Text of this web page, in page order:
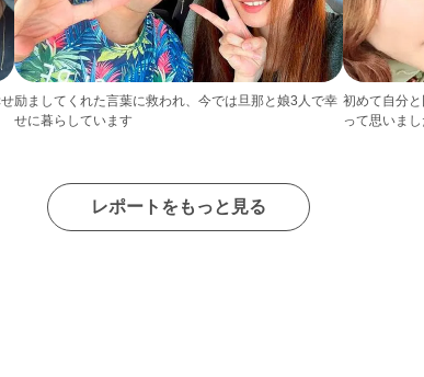
励ましてくれた言葉に救われ、今では旦那と娘3人で幸
せに暮らしています
初めて自分
って思いまし
レポートをもっと見る